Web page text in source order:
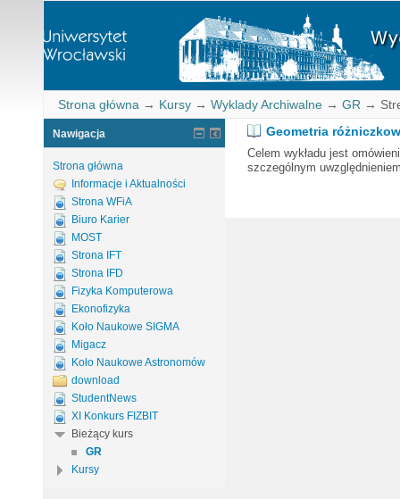
Strona główna → Kursy → Wyklady Archiwalne → GR →
Geometria
Celem wykładu jest
szczególnym
Nawigacja
Strona główna
Informacje i Aktualności
Strona WFiA
Biuro Karier
MOST
Strona IFT
Strona IFD
Fizyka Komputerowa
Ekonofizyka
Koło Naukowe SIGMA
Migacz
Koło Naukowe Astronomów
download
StudentNews
XI Konkurs FIZBIT
Bieżący kurs
GR
Kursy